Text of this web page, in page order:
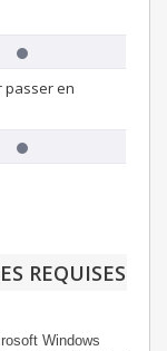
passer en
REQUISES
Windows